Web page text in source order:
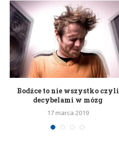
Bodźce to nie wszystko czyli
decybelami w mózg
17 marca 2019